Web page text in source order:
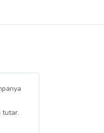
tutar.